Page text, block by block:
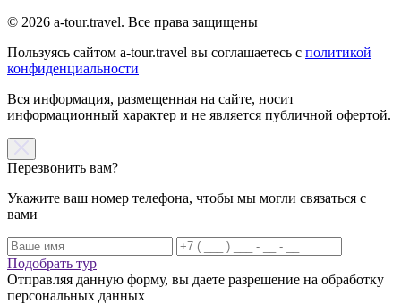
© 2026 a-tour.travel. Все права защищены
Пользуясь сайтом a-tour.travel вы соглашаетесь с политикой
конфиденциальности
Вся информация, размещенная на сайте, носит
информационный характер и не является публичной офертой.
Перезвонить вам?
Укажите ваш номер телефона, чтобы мы могли связаться с
вами
Подобрать тур
Отправляя данную форму, вы даете разрешение на обработку
персональных данных